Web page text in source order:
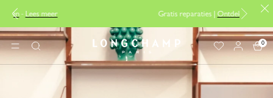
Ontdek onze reparatieservice
MENUZoeken Longchamp - Home
0